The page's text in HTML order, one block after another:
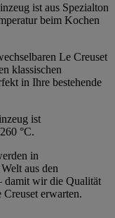
ist aus Spezialton
beim Kochen
Le Creuset
klassischen
in Ihre bestehende
ist
°C.
in
aus den
damit wir die Qualität
erwarten.